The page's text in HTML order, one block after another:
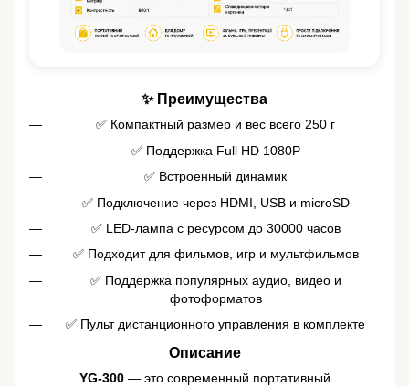
✨ Преимущества
✅ Компактный размер и вес всего 250 г
✅ Поддержка Full HD 1080P
✅ Встроенный динамик
✅ Подключение через HDMI, USB и microSD
✅ LED-лампа с ресурсом до 30000 часов
✅ Подходит для фильмов, игр и мультфильмов
✅ Поддержка популярных аудио, видео и
фотоформатов
✅ Пульт дистанционного управления в комплекте
Описание
YG-300— это современный портативный